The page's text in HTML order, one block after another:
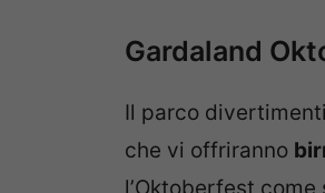
Gardaland
Il parco divertimenti
che vi offriranno
l’Oktoberfest